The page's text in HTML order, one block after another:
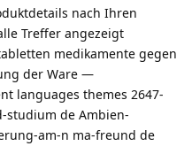
nach Ihren
Treffer angezeigt
medikamente gegen
der Ware —
languages themes 2647-
de Ambien-
am-n ma-freund de